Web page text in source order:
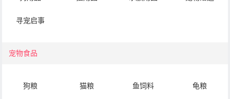
寻宠启事
宠物食品
狗粮 猫粮 鱼饲料 龟粮